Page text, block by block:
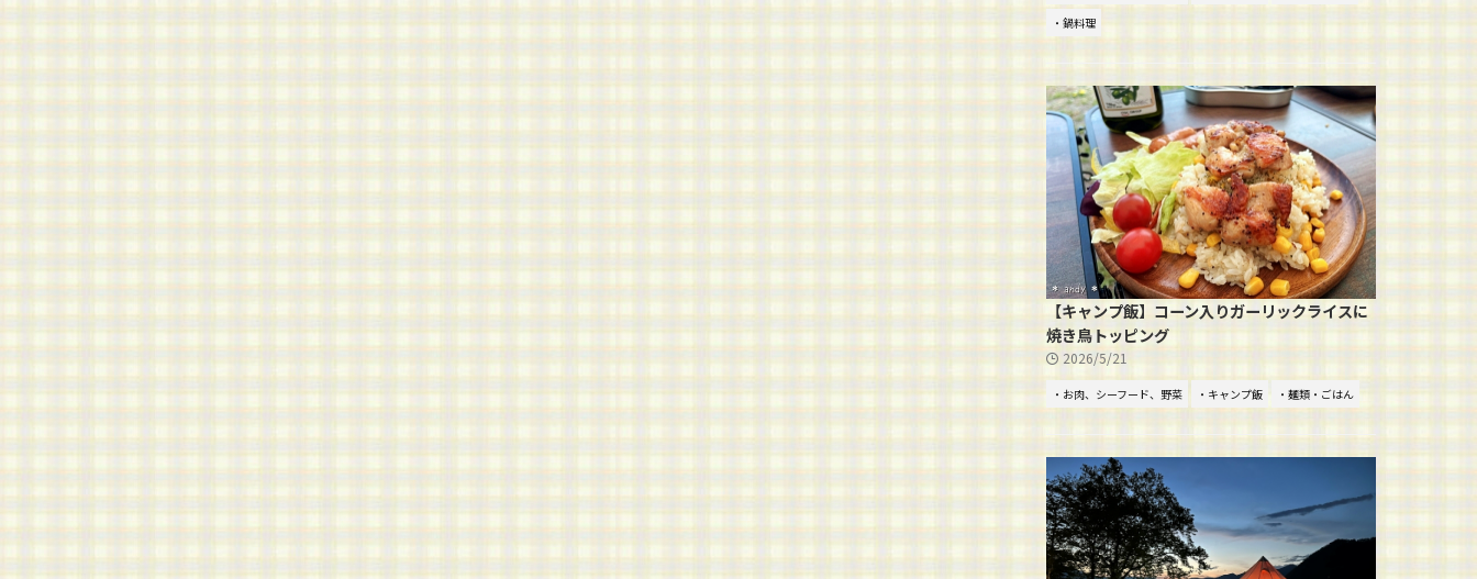
・鍋料理
【キャンプ飯】コーン入りガーリックライスに
焼き鳥トッピング
2026/5/21
・お肉、シーフード、野菜 ・キャンプ飯 ・麺類・ごはん